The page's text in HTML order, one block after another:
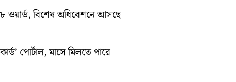
ওয়ার্ড, বিশেষ অধিবেশনে আসছে
পোর্টাল, মাসে মিলতে পারে